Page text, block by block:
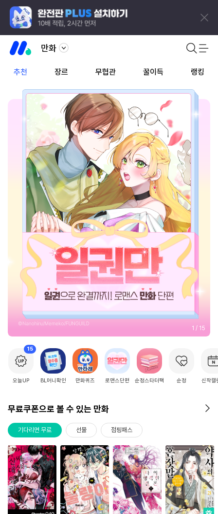
만화
추천 장르 무협관 꿀이득 랭킹
2 / 15
15
오늘UP BL머니확인 만화퀴즈 로맨스단편 순정스타터팩 순정 신작캘
무료쿠폰으로 볼 수 있는 만화
기다리면 무료 선물 점핑패스